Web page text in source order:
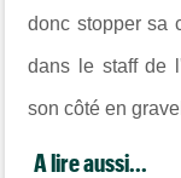
donc stopper sa
dans le staff de
son côté en
A lire aussi...